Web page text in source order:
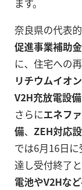
ます。
奈良県の代表
促進事業補助金
に、住宅への
リチウムイオ
V2H充放電設
さらにエネフ
備、 ZEH対応
では6月16日
達し受付終了
電池やV2Hな